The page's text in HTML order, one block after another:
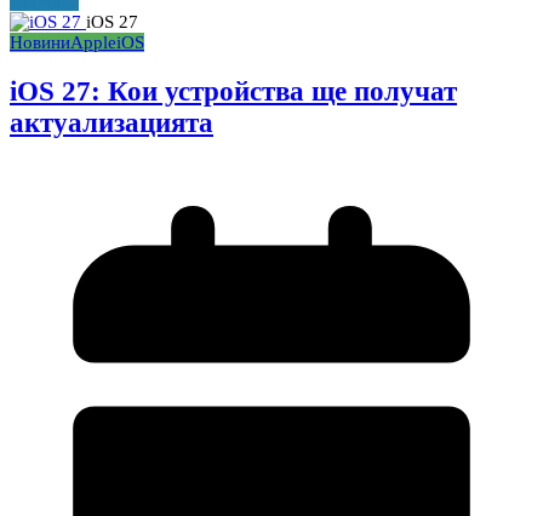
iOS 27
НовиниAppleiOS
iOS 27: Кои устройства ще получат
актуализацията